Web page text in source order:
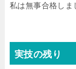
私は無事合格しま
実技の残り